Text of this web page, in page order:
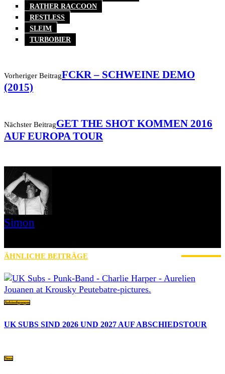
RATHER RACCOON
RESTLESS
SLEIM
TURBOBIER
Vorheriger BeitragFCKR – SCHWEINE DEMO
(2015)
Nächster BeitragGET THE SHOT KOMMEN 2016
AUF EUROPA TOUR
Simon
ÄHNLICHE BEITRÄGE
Ankündigungen
UK SUBS SIND 2026 UND 2027 AUF ABSCHIEDSTOUR
News